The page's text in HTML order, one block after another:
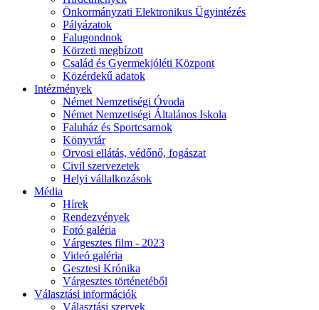
Önkormányzati Elektronikus Ügyintézés
Pályázatok
Falugondnok
Körzeti megbízott
Család és Gyermekjóléti Központ
Közérdekű adatok
Intézmények
Német Nemzetiségi Óvoda
Német Nemzetiségi Általános Iskola
Faluház és Sportcsarnok
Könyvtár
Orvosi ellátás, védőnő, fogászat
Civil szervezetek
Helyi vállalkozások
Média
Hírek
Rendezvények
Fotó galéria
Várgesztes film - 2023
Videó galéria
Gesztesi Krónika
Várgesztes történetéből
Választási információk
Választási szervek